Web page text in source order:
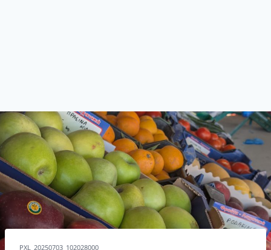
PXL_20250703_102028000